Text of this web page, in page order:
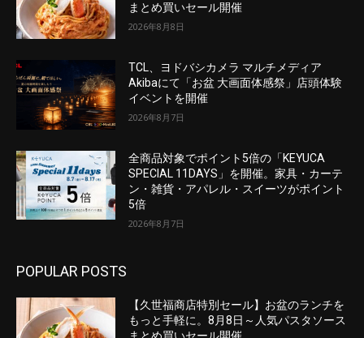
まとめ買いセール開催
2026年8月8日
TCL、ヨドバシカメラ マルチメディア
Akibaにて「お盆 大画面体感祭」店頭体験
イベントを開催
2026年8月7日
全商品対象でポイント5倍の「KEYUCA
SPECIAL 11DAYS」を開催。家具・カーテ
ン・雑貨・アパレル・スイーツがポイント
5倍
2026年8月7日
POPULAR POSTS
【久世福商店特別セール】お盆のランチを
もっと手軽に。8月8日～人気パスタソース
まとめ買いセール開催